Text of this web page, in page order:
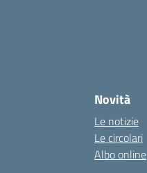
Novità
Le notizie
Le circolari
Albo online